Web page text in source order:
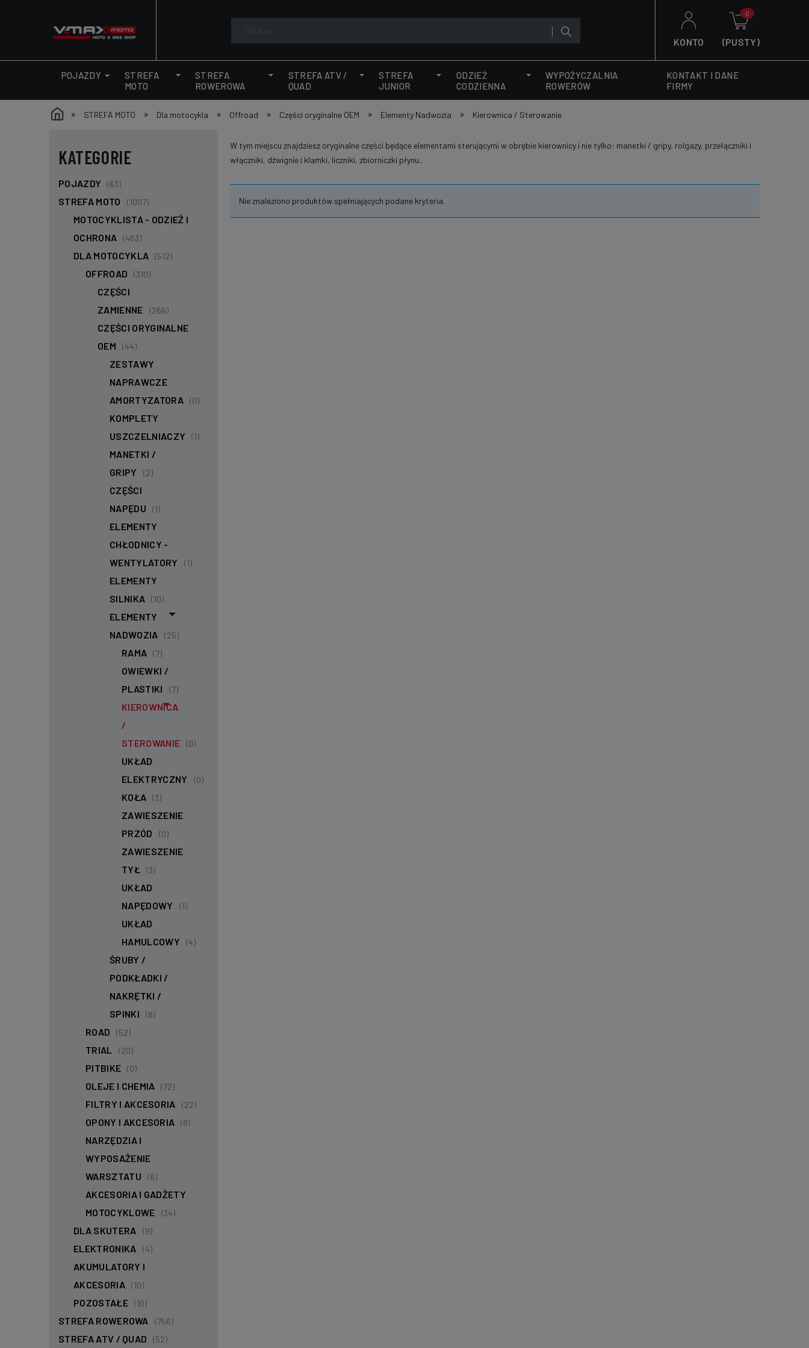
KONTO (PUSTY)
POJAZDY
STREFA
MOTO
STREFA
ROWEROWA
STREFA ATV /
QUAD
STREFA
JUNIOR
ODZIEŻ
CODZIENNA
WYPOŻYCZALNIA
ROWERÓW
KONTAKT I DANE
FIRMY
» STREFA MOTO » Dla motocykla » Offroad » Części oryginalne OEM » Elementy Nadwozia » Kierownica / Sterowanie
KATEGORIE
POJAZDY (63)
STREFA MOTO (1007)
MOTOCYKLISTA - ODZIEŻ I
OCHRONA
(463)
DLA MOTOCYKLA (512)
OFFROAD (310)
CZĘŚCI
ZAMIENNE
(266)
CZĘŚCI ORYGINALNE
OEM
(44)
ZESTAWY
NAPRAWCZE
AMORTYZATORA (0)
KOMPLETY
USZCZELNIACZY
(1)
MANETKI /
GRIPY
(2)
CZĘŚCI
NAPĘDU
(1)
ELEMENTY
CHŁODNICY -
WENTYLATORY
(1)
ELEMENTY
SILNIKA
(10)
ELEMENTY
NADWOZIA
(25)
RAMA (7)
OWIEWKI /
PLASTIKI
(7)
KIEROWNICA
/
STEROWANIE
(0)
UKŁAD
ELEKTRYCZNY
(0)
KOŁA (3)
ZAWIESZENIE
PRZÓD
(0)
ZAWIESZENIE
TYŁ (3)
UKŁAD
NAPĘDOWY
(1)
UKŁAD
HAMULCOWY
(4)
ŚRUBY /
PODKŁADKI /
NAKRĘTKI /
SPINKI
(8)
ROAD (52)
TRIAL (20)
PITBIKE (0)
OLEJE I CHEMIA (72)
FILTRY I AKCESORIA (22)
OPONY I AKCESORIA (8)
NARZĘDZIA I
WYPOSAŻENIE
WARSZTATU
(6)
AKCESORIA I GADŻETY
MOTOCYKLOWE
(34)
DLA SKUTERA (9)
ELEKTRONIKA (4)
AKUMULATORY I
AKCESORIA (10)
POZOSTAŁE (10)
STREFA ROWEROWA (756)
STREFA ATV / QUAD (52)
W tym miejscu znajdziesz oryginalne części będące elementami sterującymi w obrębie kierownicy i nie tylko: manetki / gripy, rolgazy, przełączniki i
włączniki, dźwignie i klamki, liczniki, zbiorniczki płynu..
Nie znaleziono produktów spełniających podane kryteria.